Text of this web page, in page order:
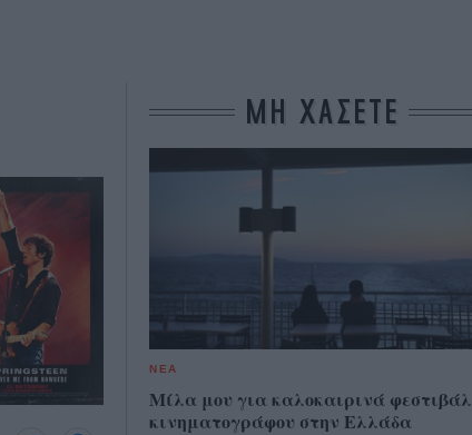
ΜΗ ΧΑΣΕΤΕ
ΝΕΑ
Μίλα μου για καλοκαιρινά φεστιβάλ
κινηματογράφου στην Ελλάδα